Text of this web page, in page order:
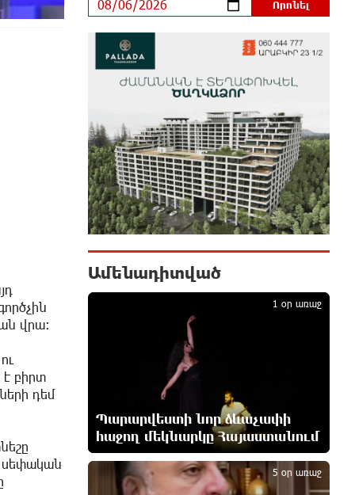
վրա։
է բիրտ
դեմ
սեփական
Իրազեկում․ գործարկվելու է
էլեկտրական շչակ
37 թիվն է. վաղը զանգը հնչելու է
նույնիսկ կատակ անողների
համար. Մենուա Սողոմոնյան
6 ժամ առաջ
Օգոստոսի 6-ին, 7-ին, 10-ին, 11-
ին, 12-ին և 13-ին հարյուրավոր
հասցեներում լույս չի լինելու
Ջուր հավաքեք․ բազմաթիվ
հասցեներում ջուր չի լինելու
Եվրոպայի մայրաքաղաքները
գրանցում են շոգի նոր ռեկորդներ
7 ժամ առաջ
Զովունի-Եղվարդ ճանապարհին
բախվել են «Alfa Romeo»-ն և
Ամենադիտված
Պարարվեստի նոր ձևաչափի
հաջող մեկնարկը Հայաստանում
1 օր առաջ
1
5 օր առաջ